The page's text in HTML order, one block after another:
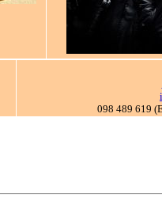
098 489 619